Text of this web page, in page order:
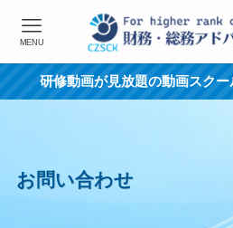
MENU
研修動画が見放題の動画スク
お問い合わせ